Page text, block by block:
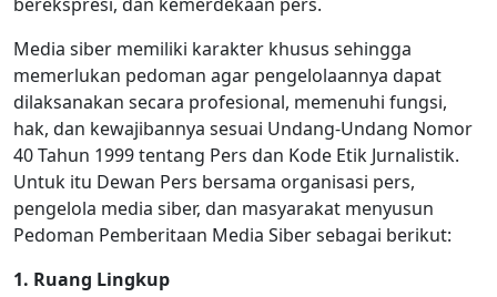
Media siber memiliki karakter khusus sehingga
memerlukan pedoman agar pengelolaannya dapat
dilaksanakan secara profesional, memenuhi fungsi,
hak, dan kewajibannya sesuai Undang-Undang Nomor
40 Tahun 1999 tentang Pers dan Kode Etik Jurnalistik.
Untuk itu Dewan Pers bersama organisasi pers,
pengelola media siber, dan masyarakat menyusun
Pedoman Pemberitaan Media Siber sebagai berikut:
1. Ruang Lingkup